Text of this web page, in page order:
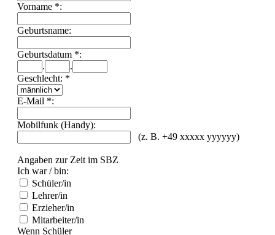
Vorname *:
Geburtsname:
Geburtsdatum *:
.
.
Geschlecht: *
E-Mail *:
Mobilfunk (Handy):
(z. B. +49 xxxxx yyyyyy)
Angaben zur Zeit im SBZ
Ich war / bin:
Schüler/in
Lehrer/in
Erzieher/in
Mitarbeiter/in
Wenn Schüler